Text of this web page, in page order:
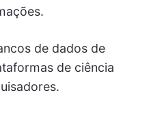
de dados de
de ciência